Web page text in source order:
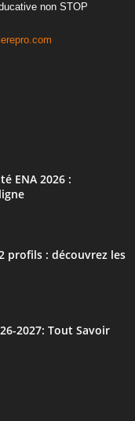
non STOP
ENA 2026 :
profils : découvrez les
2027: Tout Savoir